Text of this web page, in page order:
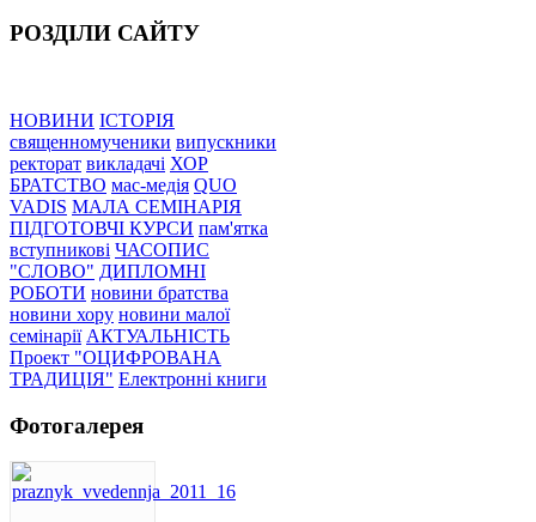
РОЗДІЛИ САЙТУ
НОВИНИ ІСТОРІЯ
священномученики випускники
ректорат викладачі ХОР
БРАТСТВО мас-медія QUO
VADIS МАЛА СЕМІНАРІЯ
ПІДГОТОВЧІ КУРСИ пам'ятка
вступникові ЧАСОПИС
"СЛОВО" ДИПЛОМНІ
РОБОТИ новини братства
новини хору новини малої
семінарії АКТУАЛЬНІСТЬ
Проект "ОЦИФРОВАНА
ТРАДИЦІЯ" Електронні книги
Фотогалерея